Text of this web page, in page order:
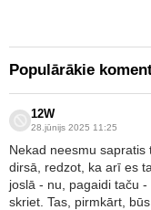
Populārākie
12W
28.jūnijs 2025 11:25
Nekad neesmu
dirsā, redzot, ka arī es
joslā - nu, pagaidi taču
skriet. Tas, pirmkārt,